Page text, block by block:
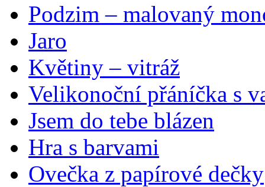
Podzim – malovaný
Jaro
Květiny – vitráž
Velikonoční přáníčka s
Jsem do tebe blázen
Hra s barvami
Ovečka z papírové dečky